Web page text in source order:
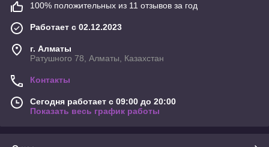
100% положительных из 11 отзывов за год
Работает с 02.12.2023
г. Алматы
Ратушного 78, Алматы, Казахстан
Контакты
Сегодня работает с 09:00 до 20:00
Показать весь график работы